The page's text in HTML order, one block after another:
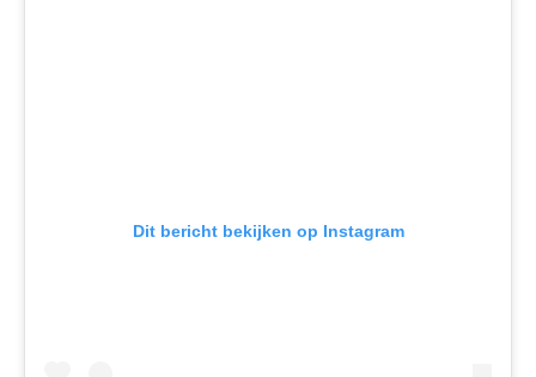
Dit bericht bekijken op Instagram